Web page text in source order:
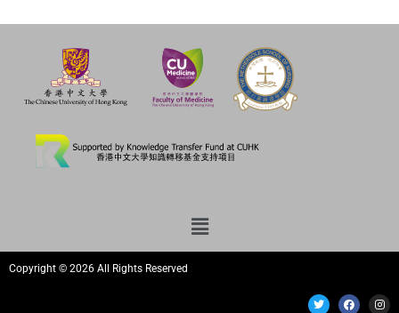
Copyright © 2026 All Rights Reserved